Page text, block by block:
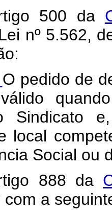
500 da
nº 5.562,
O pedido de
Sindicato
local
Social ou
888 da
a